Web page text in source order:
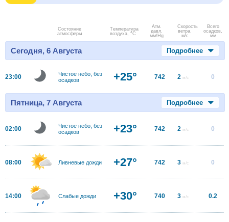
Состояние
атмосферы
Температура
воздуха, °C
Атм.
давл.
мм/Hg
Скорость
ветра.
м/с
Всего
осадков,
мм
Сегодня, 6 Августа Подробнее
23:00
Чистое небо, без
осадков
+25° 742 2 м/с 0
Пятница, 7 Августа Подробнее
02:00
Чистое небо, без
осадков
+23° 742 2 м/с 0
08:00 Ливневые дожди +27° 742 3 м/с 0
14:00 Слабые дожди +30° 740 3 м/с 0.2